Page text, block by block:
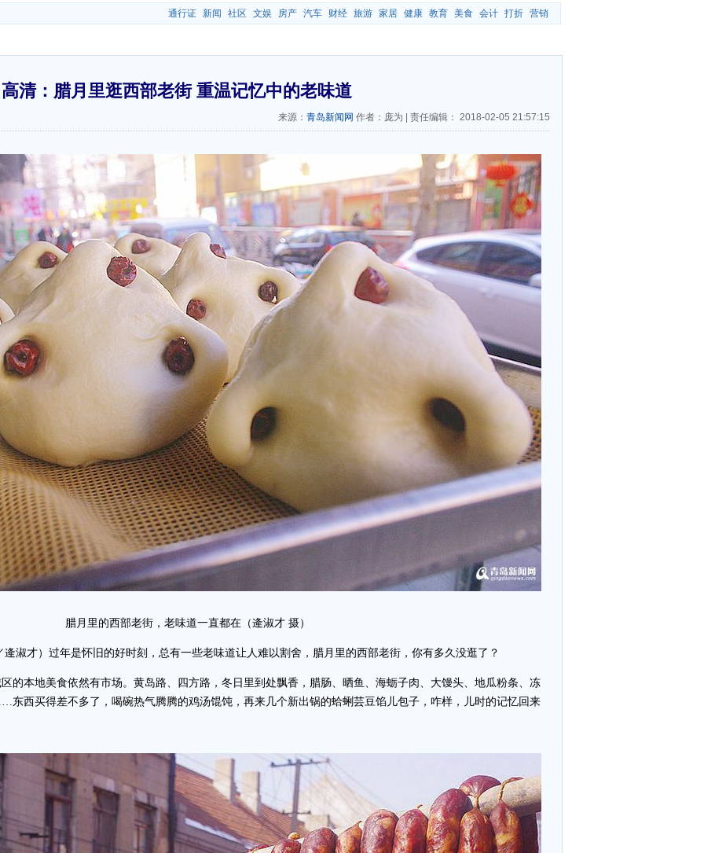
通行证 新闻 社区 文娱 房产 汽车 财经 旅游 家居 健康 教育 美食 会计 打折 营销
高清：腊月里逛西部老街 重温记忆中的老味道
来源： 青岛新闻网 作者：庞为 责任编辑： 2018-02-05 21:57:15
腊月里的西部老街，老味道一直都在（逄淑才 摄）
淑才）过年是怀旧的好时刻，总有一些老味道让人难以割舍，腊月里的西部老街，你有多久没逛了？
的本地美食依然有市场。黄岛路、四方路，冬日里到处飘香，腊肠、晒鱼、海蛎子肉、大馒头、地瓜粉条、冻
西买得差不多了，喝碗热气腾腾的鸡汤馄饨，再来几个新出锅的蛤蜊芸豆馅儿包子，咋样，儿时的记忆回来